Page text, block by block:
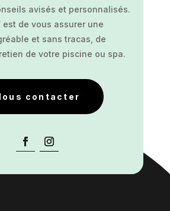
avisés et personnalisés.
de vous assurer une
et sans tracas, de
de votre piscine ou spa.
contacter